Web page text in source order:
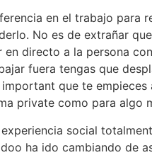
en el trabajo para
No es de extrañar
directo a la persona
fuera tengas que
que te
private como para algo
experiencia social
ha ido cambiando de